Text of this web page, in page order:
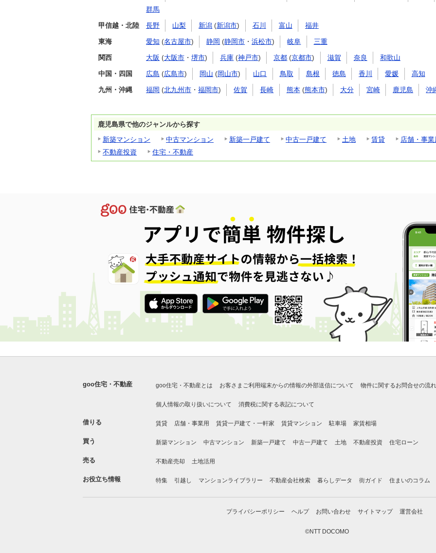
群馬
甲信越・北陸 長野 山梨 新潟 (新潟市) 石川 富山 福井
東海 愛知 (名古屋市) 静岡 (静岡市 ・浜松市) 岐阜 三重
関西 大阪 (大阪市 ・ 堺市) 兵庫 (神戸市) 京都 (京都市) 滋賀 奈良 和歌山
中国・四国 広島 (広島市) 岡山 (岡山市) 山口 鳥取 島根 徳島 香川 愛媛 高知
九州・沖縄 福岡 (北九州市 ・ 福岡市) 佐賀 長崎 熊本 (熊本市) 大分 宮崎 鹿児島 沖
鹿児島県で他のジャンルから探す
新築マンション
中古マンション 新築一戸建て 中古一戸建て 土地 賃貸
店舗・事業
不動産投資
住宅・不動産
goo住宅・不動産 goo住宅・不動産とは お客さまご利用端末からの情報の外部送信について 物件に関するお問合せの流れ
個人情報の取り扱いについて 消費税に関する表記について
借りる 賃貸 店舗・事業用 賃貸一戸建て・一軒家 賃貸マンション 駐車場 家賃相場
買う 新築マンション 中古マンション 新築一戸建て 中古一戸建て 土地 不動産投資 住宅ローン
売る 不動産売却 土地活用
お役立ち情報 特集 引越し マンションライブラリー 不動産会社検索 暮らしデータ 街ガイド 住まいのコラム
プライバシーポリシー ヘルプ お問い合わせ サイトマップ 運営会社
©NTT DOCOMO